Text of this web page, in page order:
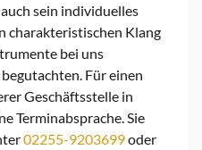
sein individuelles
charakteristischen Klang
bei uns
Für einen
Geschäftsstelle in
Terminabsprache. Sie
02255-9203699oder